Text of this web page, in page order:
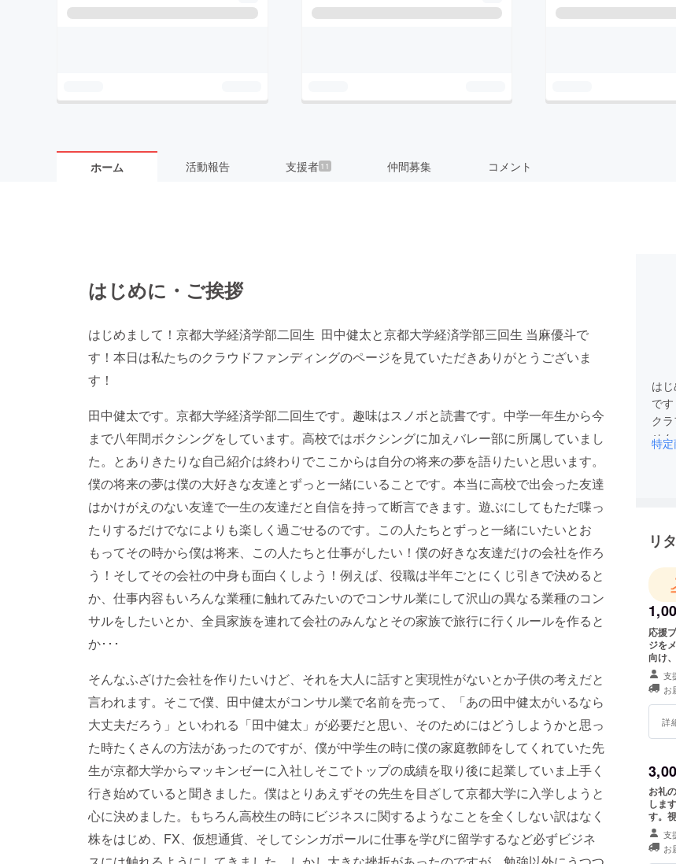
ホーム 活動報告 支援者 11 仲間募集 コメント
はじめに・ご挨拶
はじめまして！京都大学経済学部二回生 田中健太と京都大学経済学部三回生 当麻優斗で
す！本日は私たちのクラウドファンディングのページを見ていただきありがとうございま
す！
田中健太です。京都大学経済学部二回生です。趣味はスノボと読書です。中学一年生から今
まで八年間ボクシングをしています。高校ではボクシングに加えバレー部に所属していまし
た。とありきたりな自己紹介は終わりでここからは自分の将来の夢を語りたいと思います。
僕の将来の夢は僕の大好きな友達とずっと一緒にいることです。本当に高校で出会った友達
はかけがえのない友達で一生の友達だと自信を持って断言できます。遊ぶにしてもただ喋っ
たりするだけでなによりも楽しく過ごせるのです。この人たちとずっと一緒にいたいとお
もってその時から僕は将来、この人たちと仕事がしたい！僕の好きな友達だけの会社を作ろ
う！そしてその会社の中身も面白くしよう！例えば、役職は半年ごとにくじ引きで決めると
か、仕事内容もいろんな業種に触れてみたいのでコンサル業にして沢山の異なる業種のコン
サルをしたいとか、全員家族を連れて会社のみんなとその家族で旅行に行くルールを作ると
か･･･
そんなふざけた会社を作りたいけど、それを大人に話すと実現性がないとか子供の考えだと
言われます。そこで僕、田中健太がコンサル業で名前を売って、「あの田中健太がいるなら
大丈夫だろう」といわれる「田中健太」が必要だと思い、そのためにはどうしようかと思っ
た時たくさんの方法があったのですが、僕が中学生の時に僕の家庭教師をしてくれていた先
生が京都大学からマッキンゼーに入社しそこでトップの成績を取り後に起業していま上手く
行き始めていると聞きました。僕はとりあえずその先生を目ざして京都大学に入学しようと
心に決めました。もちろん高校生の時にビジネスに関するようなことを全くしない訳はなく
株をはじめ、FX、仮想通貨、そしてシンガポールに仕事を学びに留学するなど必ずビジネ
は
で
ク
せ
特
リ
応援
ジを
向け
支
お
詳
お礼
しま
す。
い。支
お